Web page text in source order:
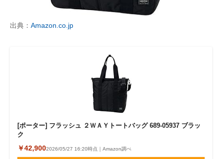
出典： Amazon.co.jp
[ポーター] フラッシュ ２ＷＡＹトートバッグ 689-05937 ブラッ
ク
￥42,9002026/05/27 16:20時点｜Amazon調べ